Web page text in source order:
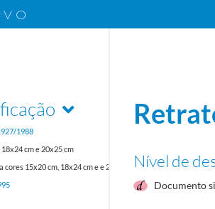
1988
cm e 20x25 cm
cores 15x20 cm, 18x24 cm e e 20x25 cmNível de
Documento